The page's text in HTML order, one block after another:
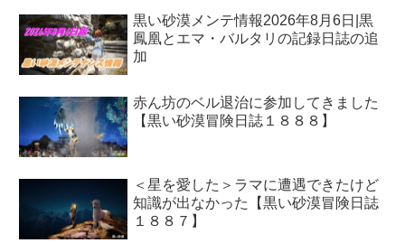
黒い砂漠メンテ情報2026年8月6日|黒
鳳凰とエマ・バルタリの記録日誌の追
加
赤ん坊のベル退治に参加してきました
【黒い砂漠冒険日誌１８８８】
＜星を愛した＞ラマに遭遇できたけど
知識が出なかった【黒い砂漠冒険日誌
１８８７】